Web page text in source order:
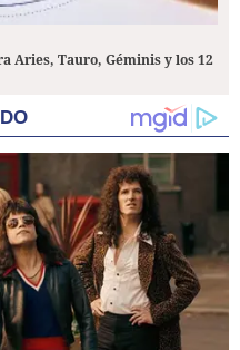
Aries, Tauro, Géminis y los 12